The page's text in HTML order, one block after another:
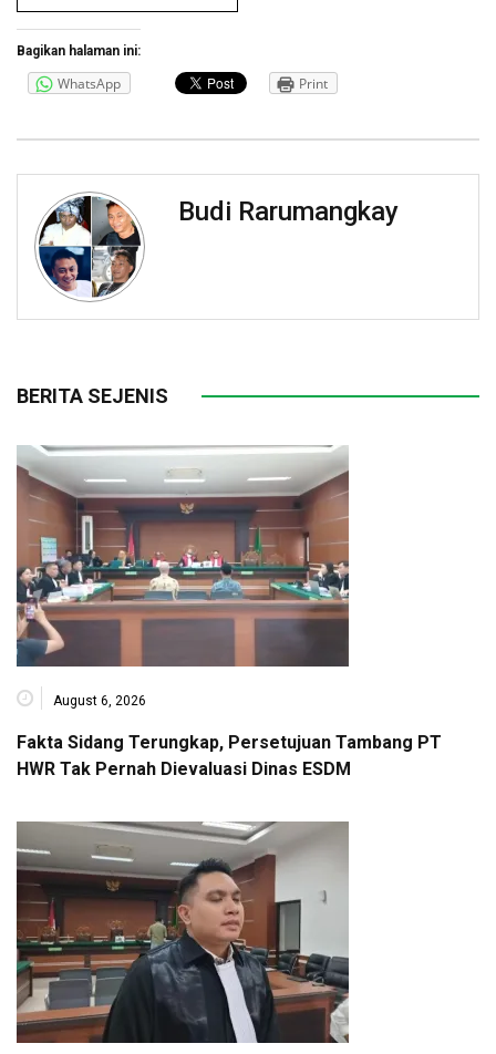
Bagikan halaman ini:
WhatsApp Print
Budi Rarumangkay
BERITA SEJENIS
August 6, 2026
Fakta Sidang Terungkap, Persetujuan Tambang PT
HWR Tak Pernah Dievaluasi Dinas ESDM